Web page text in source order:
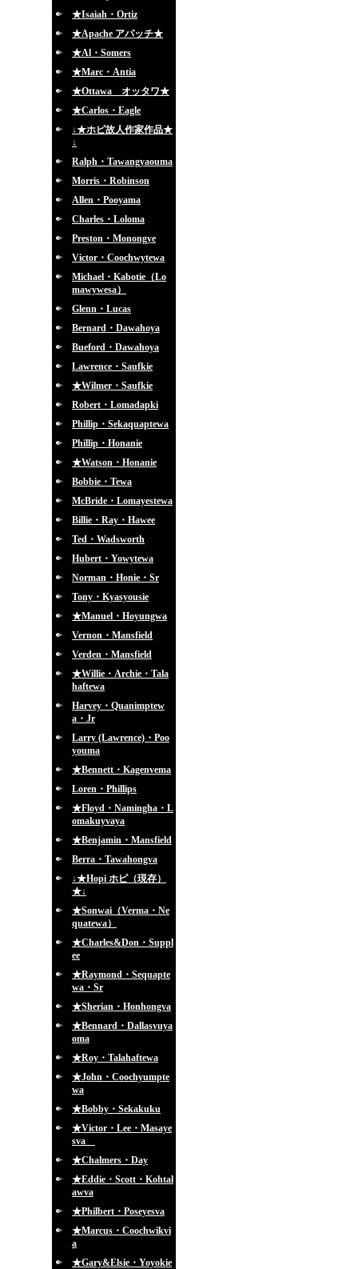
★Isaiah・Ortiz
★Apache アパッチ★
★Al・Somers
★Marc・Antia
★Ottawa オッタワ★
★Carlos・Eagle
↓★ホピ故人作家作品★
↓
Ralph・Tawangyaouma
Morris・Robinson
Allen・Pooyama
Charles・Loloma
Preston・Monongye
Victor・Coochwytewa
Michael・Kabotie（Lo
mawywesa）
Glenn・Lucas
Bernard・Dawahoya
Bueford・Dawahoya
Lawrence・Saufkie
★Wilmer・Saufkie
Robert・Lomadapki
Phillip・Sekaquaptewa
Phillip・Honanie
★Watson・Honanie
Bobbie・Tewa
McBride・Lomayestewa
Billie・Ray・Hawee
Ted・Wadsworth
Hubert・Yowytewa
Norman・Honie・Sr
Tony・Kyasyousie
★Manuel・Hoyungwa
Vernon・Mansfield
Verden・Mansfield
★Willie・Archie・Tala
haftewa
Harvey・Quanimptew
a・Jr
Larry (Lawrence)・Poo
youma
★Bennett・Kagenvema
Loren・Phillips
★Floyd・Namingha・L
omakuyvaya
★Benjamin・Mansfield
Berra・Tawahongva
↓★Hopi ホピ（現存）
★↓
★Sonwai（Verma・Ne
quatewa）
★Charles&Don・Suppl
ee
★Raymond・Sequapte
wa・Sr
★Sherian・Honhongva
★Bennard・Dallasvuya
oma
★Roy・Talahaftewa
★John・Coochyumpte
wa
★Bobby・Sekakuku
★Victor・Lee・Masaye
sva
★Chalmers・Day
★Eddie・Scott・Kohtal
awva
★Philbert・Poseyesva
★Marcus・Coochwikvi
a
★Gary&Elsie・Yoyokie